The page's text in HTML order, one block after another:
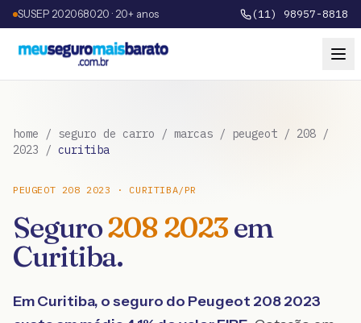
SUSEP 202068020 · 20+ anos (11) 98957-8818
home / seguro de carro / marcas / peugeot / 208 /
2023 / curitiba
PEUGEOT 208 2023 · CURITIBA/PR
Seguro2082023em
Curitiba.
EmCuritiba, o seguro do Peugeot 2082023